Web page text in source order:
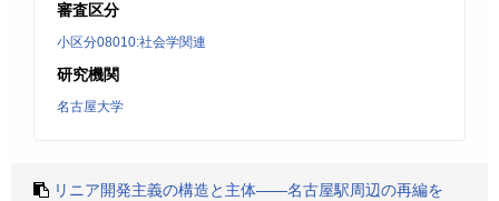
審査区分
小区分08010:社会学関連
研究機関
名古屋大学
リニア開発主義の構造と主体――名古屋駅周辺の再編を